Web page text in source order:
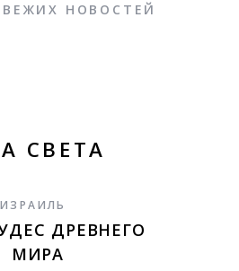
НОВОСТЕЙ
СВЕТА
ИЗРАИЛЬ
ДРЕВНЕГО
МИРА